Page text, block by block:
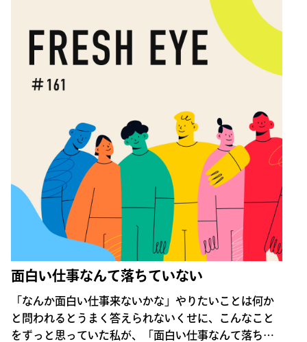
面白い仕事なんて落ちていない
「なんか面白い仕事来ないかな」やりたいことは何か
と問われるとうまく答えられないくせに、こんなこと
をずっと思っていた私が、「面白い仕事なんて落ちて